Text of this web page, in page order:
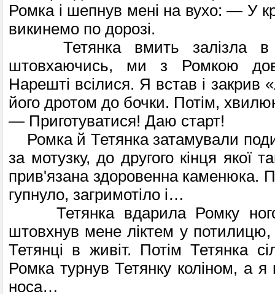
Ромка і шепнув мені на вухо: — У
викинемо по дорозі.
Тетянка вмить залізла в
штовхаючись, ми з Ромкою
Нарешті всілися. Я встав і
його дротом до бочки. Потім,
— Приготуватися! Даю старт!
Ромка й Тетянка затамували
за мо­тузку, до другого кінця якої
прив'язана здоровенна каменюка.
гупнуло, загримотіло і…
Тетянка вдарила Ромку
штовхнув мене ліктем у
Тетянці в живіт. Потім Тетянка
Ромка турнув Тетянку коліном, а
носа…